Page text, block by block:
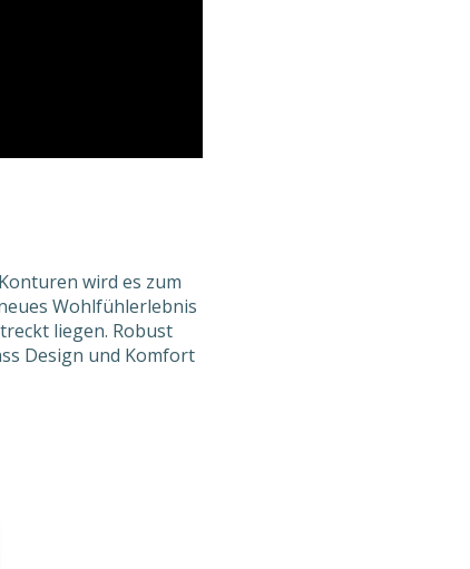
wird es zum
Wohlfühlerlebnis
liegen. Robust
Design und Komfort